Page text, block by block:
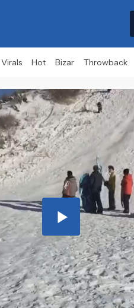
Virals Hot Bizar Throwback
Play
Video